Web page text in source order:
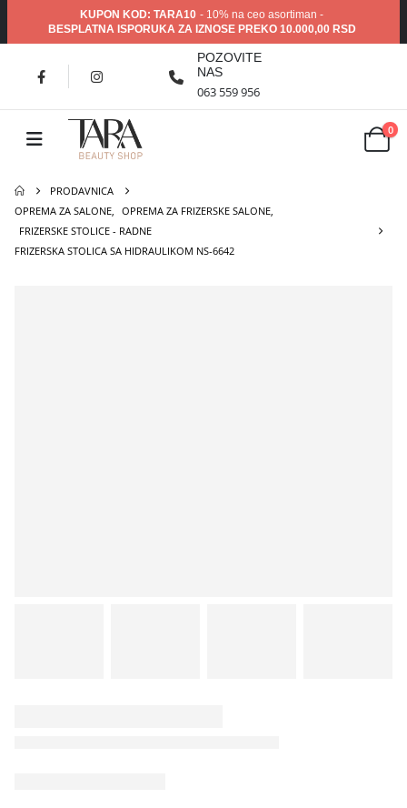
KUPON KOD: TARA10 - 10% na ceo asortiman -
BESPLATNA ISPORUKA ZA IZNOSE PREKO 10.000,00 RSD
POZOVITE
NAS
063 559 956
0
PRODAVNICA
OPREMA ZA SALONE
OPREMA ZA FRIZERSKE SALONE
FRIZERSKE STOLICE - RADNE
FRIZERSKA STOLICA SA HIDRAULIKOM NS-6642